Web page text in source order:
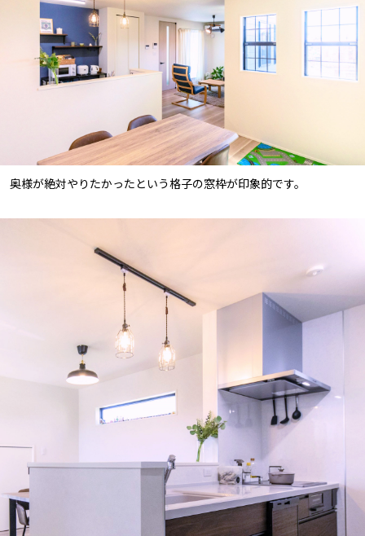
奥様が絶対やりたかったという格子の窓枠が印象的です。